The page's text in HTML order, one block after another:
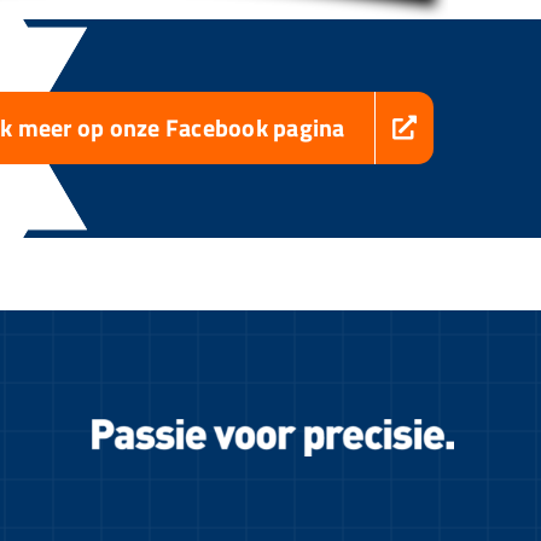
meer op onze Facebook pagina